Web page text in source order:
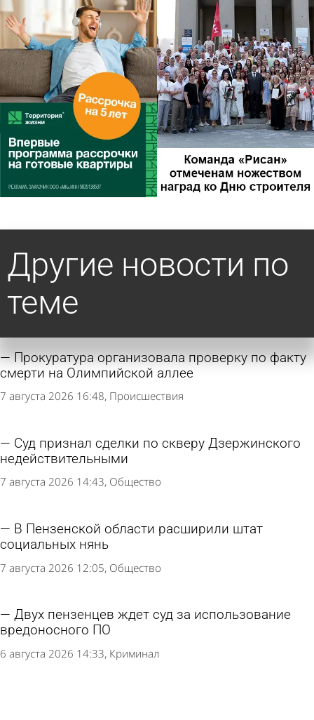
Другие новости по
теме
Прокуратура организовала проверку по факту
смерти на Олимпийской аллее
7 августа 2026 16:48 Происшествия
Суд признал сделки по скверу Дзержинского
недействительными
7 августа 2026 14:43 Общество
В Пензенской области расширили штат
социальных нянь
7 августа 2026 12:05 Общество
Двух пензенцев ждет суд за использование
вредоносного ПО
6 августа 2026 14:33 Криминал